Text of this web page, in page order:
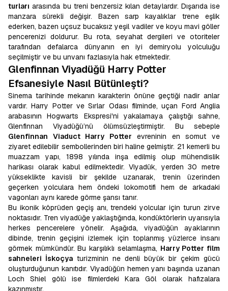
turları arasında bu treni benzersiz kılan detaylardır. Dışarıda ise
manzara sürekli değişir. Bazen sarp kayalıklar trene eşlik
ederken, bazen uçsuz bucaksız yeşil vadiler ve koyu mavi göller
pencerenizi doldurur. Bu rota, seyahat dergileri ve otoriteler
tarafından defalarca dünyanın en iyi demiryolu yolculuğu
seçilmiştir ve bu unvanı fazlasıyla hak etmektedir.
Glenfinnan Viyadüğü Harry Potter
Efsanesiyle Nasıl Bütünleşti?
Sinema tarihinde mekanın karakterin önüne geçtiği nadir anlar
vardır. Harry Potter ve Sırlar Odası filminde, uçan Ford Anglia
arabasının Hogwarts Ekspresi'ni yakalamaya çalıştığı sahne,
Glenfinnan Viyadüğü’nü ölümsüzleştirmiştir. Bu sebeple
Glenfinnan Viaduct Harry Potter evreninin en somut ve
ziyaret edilebilir sembollerinden biri haline gelmiştir. 21 kemerli bu
muazzam yapı, 1898 yılında inşa edilmiş olup mühendislik
harikası olarak kabul edilmektedir. Viyadük, yerden 30 metre
yükseklikte kavisli bir şekilde uzanarak, trenin üzerinden
geçerken yolculara hem öndeki lokomotifi hem de arkadaki
vagonları aynı karede görme şansı tanır.
Bu ikonik köprüden geçiş anı, trendeki yolcular için turun zirve
noktasıdır. Tren viyadüğe yaklaştığında, kondüktörlerin uyarısıyla
herkes pencerelere yönelir. Aşağıda, viyadüğün ayaklarının
dibinde, trenin geçişini izlemek için toplanmış yüzlerce insanı
görmek mümkündür. Bu karşılıklı selamlaşma, Harry Potter film
sahneleri İskoçya turizminin ne denli büyük bir çekim gücü
oluşturduğunun kanıtıdır. Viyadüğün hemen yanı başında uzanan
Loch Shiel gölü ise filmlerdeki Kara Göl olarak hafızalara
kazınmıştır.